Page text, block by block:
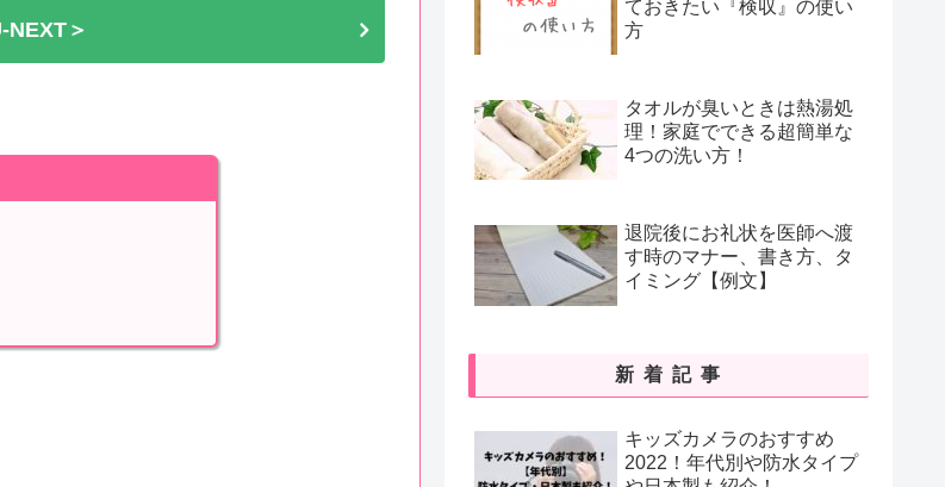
NEXT＞
ておきたい『検収』の使い
方
タオルが臭いときは熱湯処
理！家庭でできる超簡単な
4つの洗い方！
退院後にお礼状を医師へ渡
す時のマナー、書き方、タ
イミング【例文】
新着記事
キッズカメラのおすすめ
2022！年代別や防水タイプ